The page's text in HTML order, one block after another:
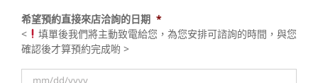
希望預約直接來店洽詢的日期 *
<
填單後我們將主動致電給您，為您安排可諮詢的時間，與您
確認後才算預約完成喲 >